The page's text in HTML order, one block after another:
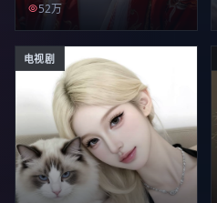
52万
电视剧